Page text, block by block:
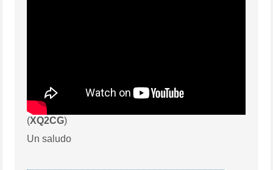
(XQ2CG)
Un saludo